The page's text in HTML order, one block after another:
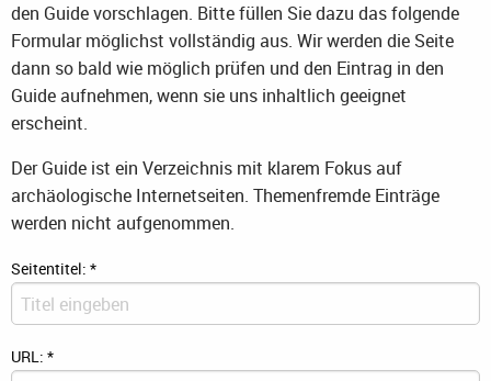
den Guide vorschlagen. Bitte füllen Sie dazu das folgende
Formular möglichst vollständig aus. Wir werden die Seite
dann so bald wie möglich prüfen und den Eintrag in den
Guide aufnehmen, wenn sie uns inhaltlich geeignet
erscheint.
Der Guide ist ein Verzeichnis mit klarem Fokus auf
archäologische Internetseiten. Themenfremde Einträge
werden nicht aufgenommen.
Seitentitel: *
URL: *